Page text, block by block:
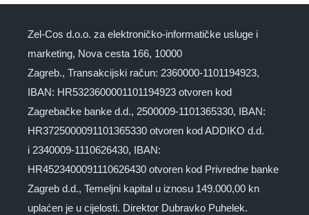
Zel-Cos d.o.o. za elektroničko-informatičke usluge i
marketing, Nova cesta 166, 10000
Zagreb., Transakcijski račun: 2360000-1101194923,
IBAN: HR5323600001101194923 otvoren kod
Zagrebačke banke d.d., 2500009-1101365330, IBAN:
HR3725000091101365330 otvoren kod ADDIKO d.d.
i 2340009-1110626430, IBAN:
HR4523400091110626430 otvoren kod Privredne banke
Zagreb d.d., Temeljni kapital u iznosu 149.000,00 kn
uplaćen je u cijelosti. Direktor Dubravko Puhelek.